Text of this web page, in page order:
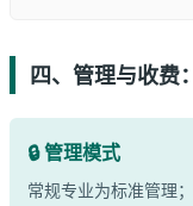
四、管理与收费
🔒 管理模式
常规专业为标准管理；